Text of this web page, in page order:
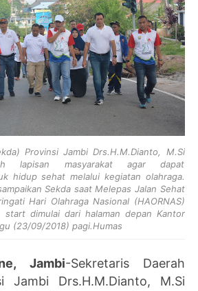
Provinsi Jambi Drs.H.M.Dianto, M.Si
lapisan masyarakat agar dapat
hidup sehat melalui kegiatan olahraga.
Sekda saat Melepas Jalan Sehat
Hari Olahraga Nasional (HAORNAS)
start dimulai dari halaman depan Kantor
(23/09/2018) pagi.Humas
Jambi-Sekretaris Daerah
Jambi Drs.H.M.Dianto, M.Si